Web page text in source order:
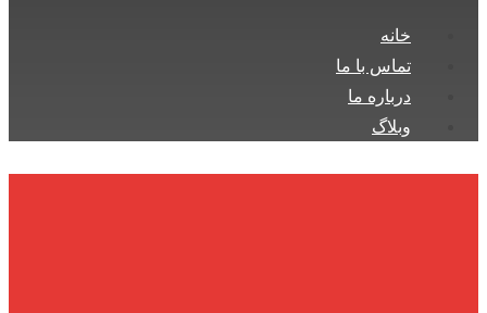
خانه
تماس با ما
درباره ما
وبلاگ